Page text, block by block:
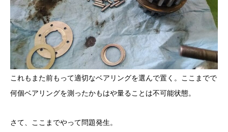
これもまた前もって適切なベアリングを選んで置く。ここまでで
何個ベアリングを測ったかもはや量ることは不可能状態。
さて、ここまでやって問題発生。